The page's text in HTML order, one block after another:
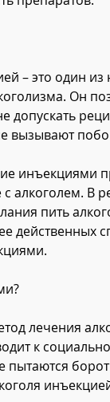
– это один из
Он
допускать
вызывают
инъекциями
алкоголем. В
пить
действенных
лечения
к